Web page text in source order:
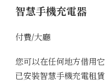
智慧手機充電器
付費/大廳
您可以在任何地方借用
已安裝智慧手機充電租賃